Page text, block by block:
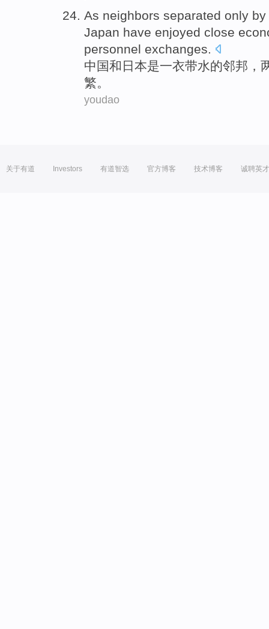
As neighbors separated only
Japan have enjoyed close
personnel exchanges.
中国和 日本是一衣带水的邻邦 ，
繁。
youdao
关于有道 Investors 有道智选 官方博客 技术博客 诚聘英才